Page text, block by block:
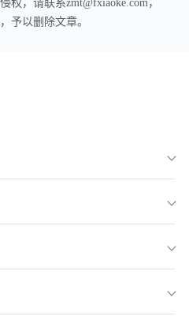
权，请联系zmt@fxiaoke.com，
予以删除文章。